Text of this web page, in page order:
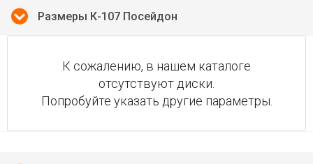
Размеры К-107 Посейдон
К сожалению, в нашем каталоге
отсутствуют диски.
Попробуйте указать другие параметры.